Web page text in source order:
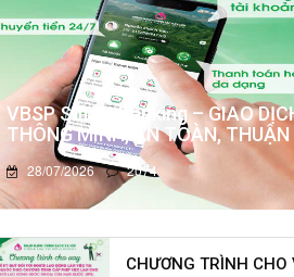
VBSP Smart Banking – GIAO
THÔNG MINH, AN TOÀN, THUẬN
28/07/2026 2074
CHƯƠNG TRÌNH CHO